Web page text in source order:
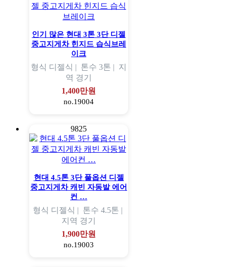
인기 많은 현대 3톤 3단 디젤
중고지게차 힌지드 습식브레
이크
형식 디젤식 | 톤수 3톤 | 지
역 경기
1,400만원
no.19004
9825
현대 4.5톤 3단 풀옵션 디젤
중고지게차 캐빈 자동발 에어
컨 …
형식 디젤식 | 톤수 4.5톤 |
지역 경기
1,900만원
no.19003